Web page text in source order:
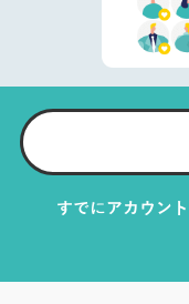
すでにアカウン